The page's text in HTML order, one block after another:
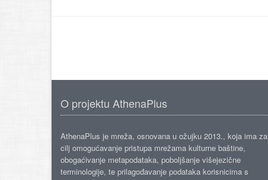
O projektu AthenaPlus
AthenaPlus je mreža, osnovana u ožujku 2013., koja ima za
cilj omogućavanje pristupa mrežama kulturne baštine,
obogaćivanje metapodataka, poboljšanje višejezične
terminologije, te prilagođavanje podataka korisnicima s